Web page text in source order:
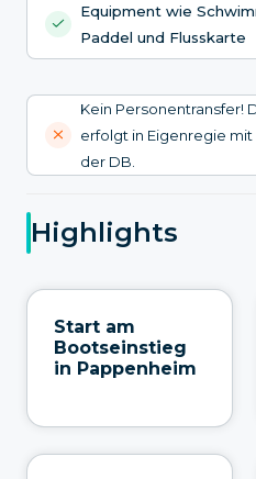
Equipment wie
Paddel und Flusskarte
Kein Personentransfer!
erfolgt in Eigenregie
der DB.
Highlights
Start am
Bootseinstieg
in Pappenheim